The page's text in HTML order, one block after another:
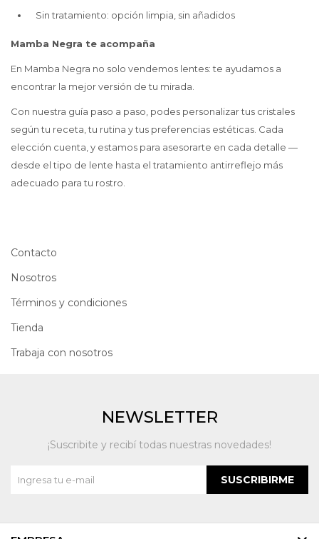
Sin tratamiento: opción limpia, sin añadidos
Mamba Negra te acompaña
En Mamba Negra no solo vendemos lentes: te ayudamos a
encontrar la mejor versión de tu mirada.
Con nuestra guía paso a paso, podes personalizar tus cristales
según tu receta, tu rutina y tus preferencias estéticas. Cada
elección cuenta, y estamos para asesorarte en cada detalle —
desde el tipo de lente hasta el tratamiento antirreflejo más
adecuado para tu rostro.
Contacto
Nosotros
Términos y condiciones
Tienda
Trabaja con nosotros
NEWSLETTER
¡Suscribite y recibí todas nuestras novedades!
SUSCRIBIRME